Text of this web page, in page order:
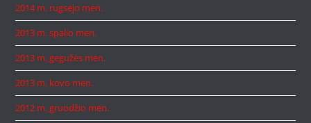
2014 m. rugsėjo mėn.
2013 m. spalio mėn.
2013 m. gegužės mėn.
2013 m. kovo mėn.
2012 m. gruodžio mėn.